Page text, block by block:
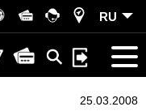
RU
25.03.2008